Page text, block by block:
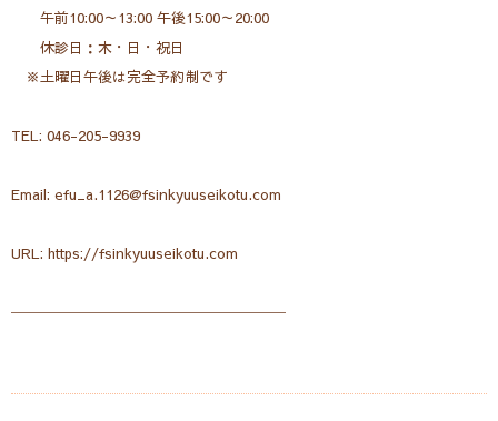
午前10:00～13:00 午後15:00～20:00
休診日：木・日・祝日
※土曜日午後は完全予約制です
TEL: 046-205-9939
Email: efu_a.1126@fsinkyuuseikotu.com
URL: https://fsinkyuuseikotu.com
───────────────────